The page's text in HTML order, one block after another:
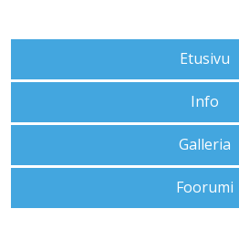
Etusivu
Info
Galleria
Foorumi